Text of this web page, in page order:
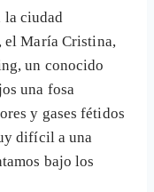
la ciudad
el María Cristina,
un conocido
una fosa
y gases fétidos
difícil a una
bajo los